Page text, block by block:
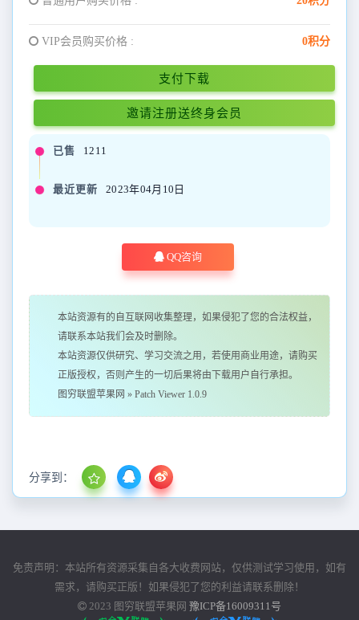
VIP会员购买价格 : 0积分
支付下载
邀请注册送终身会员
已售 1211
最近更新 2023年04月10日
QQ咨询
本站资源有的自互联网收集整理，如果侵犯了您的合法权益，
请联系本站我们会及时删除。
本站资源仅供研究、学习交流之用，若使用商业用途，请购买
正版授权，否则产生的一切后果将由下载用户自行承担。
图穷联盟苹果网 » Patch Viewer 1.0.9
分享到：
免责声明：本站所有资源采集自各大收费网站，仅供测试学习使用，如有
需求，请购买正版！如果侵犯了您的利益请联系删除！
2023 图穷联盟苹果网 豫ICP备16009311号